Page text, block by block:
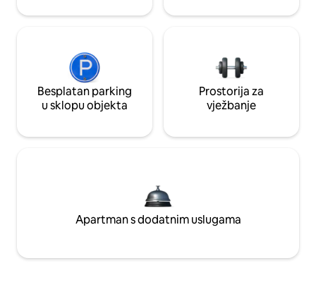
Besplatan parking
u sklopu objekta
Prostorija za
vježbanje
Apartman s dodatnim uslugama